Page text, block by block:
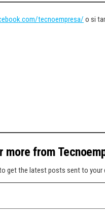
tecnoempresa/ o si
more from
get the latest posts sent to your